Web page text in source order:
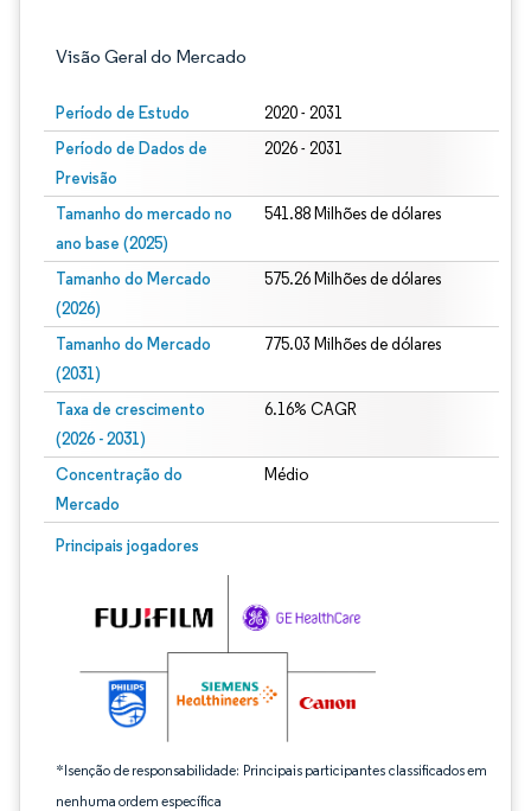
Visão Geral do Mercado
Período de Estudo 2020 - 2031
Período de Dados de
Previsão
2026 - 2031
Tamanho do mercado no
ano base (2025)
541.88 Milhões de dólares
Tamanho do Mercado
(2026)
575.26 Milhões de dólares
Tamanho do Mercado
(2031)
775.03 Milhões de dólares
Taxa de crescimento
(2026 - 2031)
6.16% CAGR
Concentração do
Mercado
Médio
Principais jogadores
*Isenção de responsabilidade: Principais participantes classificados em
nenhuma ordem específica
Imagem © Mordor Intelligence. O reuso requer atribuição conforme CC BY 4.0.